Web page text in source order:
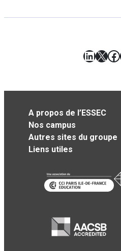
X
A propos de l’ESSEC
Nos campus
Autres sites du groupe
Liens utiles